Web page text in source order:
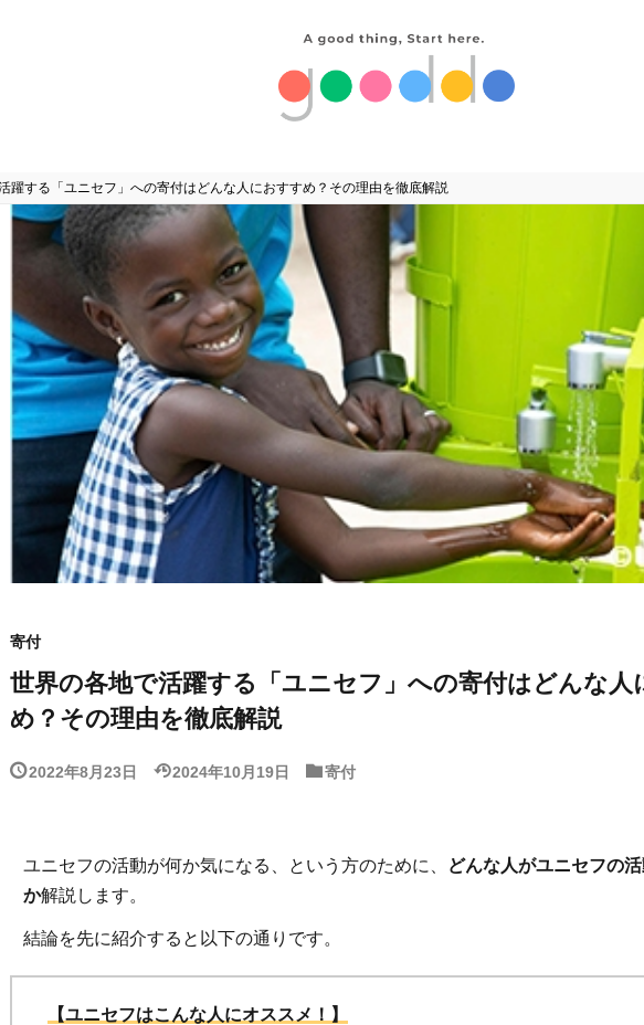
躍する「ユニセフ」への寄付はどんな人におすすめ？その理由を徹底解説
寄付
世界の各地で活躍する「ユニセフ」への寄付はどんな人
め？その理由を徹底解説
2022年8月23日 2024年10月19日 寄付
ユニセフの活動が何か気になる、という方のために、
どんな人がユニセフの
か解説します。
結論を先に紹介すると以下の通りです。
【ユニセフはこんな人にオススメ！】